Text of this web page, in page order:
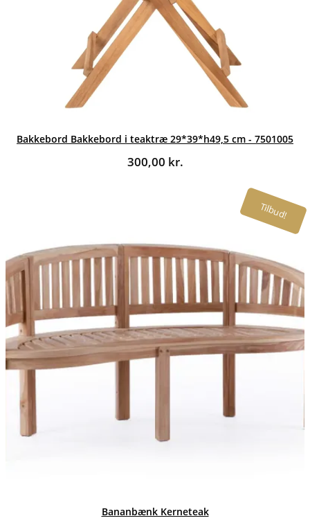
Bakkebord Bakkebord i teaktræ 29*39*h49,5 cm - 7501005
300,00 kr.
Tilbud!
Bananbænk Kerneteak